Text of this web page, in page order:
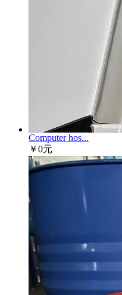
Computer hos...
￥0元